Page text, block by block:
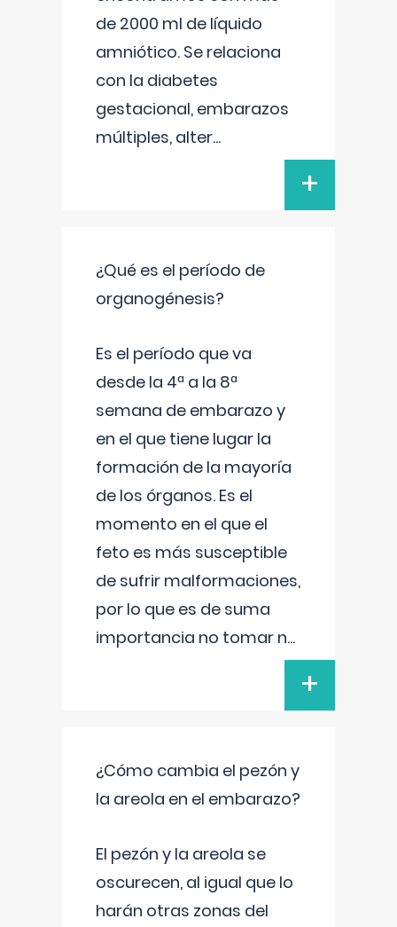
de 2000 ml de líquido
amniótico. Se relaciona
con la diabetes
gestacional, embarazos
múltiples, alter...
+
¿Qué es el período de
organogénesis?
Es el período que va
desde la 4ª a la 8ª
semana de embarazo y
en el que tiene lugar la
formación de la mayoría
de los órganos. Es el
momento en el que el
feto es más susceptible
de sufrir malformaciones,
por lo que es de suma
importancia no tomar n...
+
¿Cómo cambia el pezón y
la areola en el embarazo?
El pezón y la areola se
oscurecen, al igual que lo
harán otras zonas del